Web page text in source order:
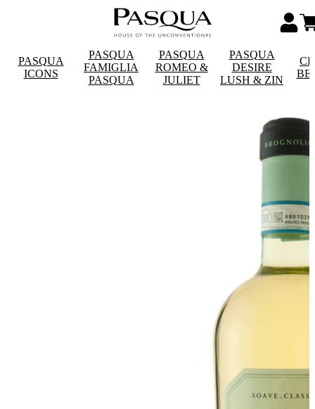
PASQUA
ICONS
PASQUA
FAMIGLIA
PASQUA
PASQUA
ROMEO &
JULIET
PASQUA
DESIRE
LUSH & ZIN